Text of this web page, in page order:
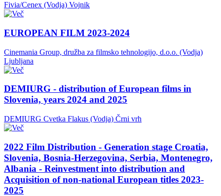
Fivia/Cenex (Vodja) Vojnik
EUROPEAN FILM 2023-2024
Cinemania Group, družba za filmsko tehnologijo, d.o.o. (Vodja)
Ljubljana
DEMIURG - distribution of European films in
Slovenia, years 2024 and 2025
DEMIURG Cvetka Flakus (Vodja) Črni vrh
2022 Film Distribution - Generation stage Croatia,
Slovenia, Bosnia-Herzegovina, Serbia, Montenegro,
Albania - Reinvestment into distribution and
Acquisition of non-national European titles 2023-
2025